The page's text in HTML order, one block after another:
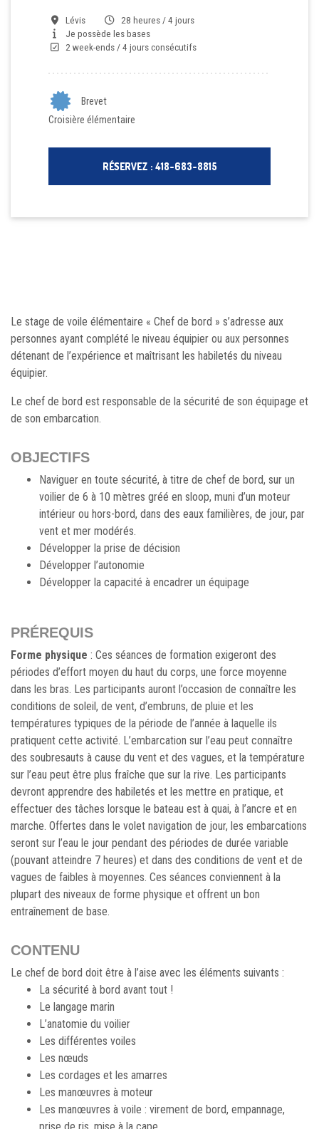
Lévis
28 heures / 4 jours
Je possède les bases
2 week-ends / 4 jours consécutifs
Brevet
Croisière élémentaire
RÉSERVEZ : 418-683-8815
Le stage de voile élémentaire « Chef de bord » s’adresse aux
personnes ayant complété le niveau équipier ou aux personnes
détenant de l’expérience et maîtrisant les habiletés du niveau
équipier.
Le chef de bord est responsable de la sécurité de son équipage et
de son embarcation.
OBJECTIFS
Naviguer en toute sécurité, à titre de chef de bord, sur un
voilier de 6 à 10 mètres gréé en sloop, muni d’un moteur
intérieur ou hors-bord, dans des eaux familières, de jour, par
vent et mer modérés.
Développer la prise de décision
Développer l’autonomie
Développer la capacité à encadrer un équipage
PRÉREQUIS
Forme physique : Ces séances de formation exigeront des
périodes d’effort moyen du haut du corps, une force moyenne
dans les bras. Les participants auront l’occasion de connaître les
conditions de soleil, de vent, d’embruns, de pluie et les
températures typiques de la période de l’année à laquelle ils
pratiquent cette activité. L’embarcation sur l’eau peut connaître
des soubresauts à cause du vent et des vagues, et la température
sur l’eau peut être plus fraîche que sur la rive. Les participants
devront apprendre des habiletés et les mettre en pratique, et
effectuer des tâches lorsque le bateau est à quai, à l’ancre et en
marche. Offertes dans le volet navigation de jour, les embarcations
seront sur l’eau le jour pendant des périodes de durée variable
(pouvant atteindre 7 heures) et dans des conditions de vent et de
vagues de faibles à moyennes. Ces séances conviennent à la
plupart des niveaux de forme physique et offrent un bon
entraînement de base.
CONTENU
Le chef de bord doit être à l’aise avec les éléments suivants :
La sécurité à bord avant tout !
Le langage marin
L’anatomie du voilier
Les différentes voiles
Les nœuds
Les cordages et les amarres
Les manœuvres à moteur
Les manœuvres à voile : virement de bord, empannage,
prise de ris, mise à la cape